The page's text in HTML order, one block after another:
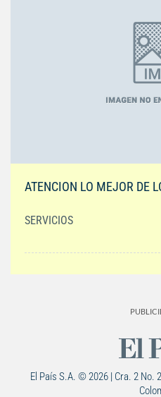
ATENCION LO MEJOR DE
SERVICIOS
El País S.A. © 2026 | Cra. 2 No.